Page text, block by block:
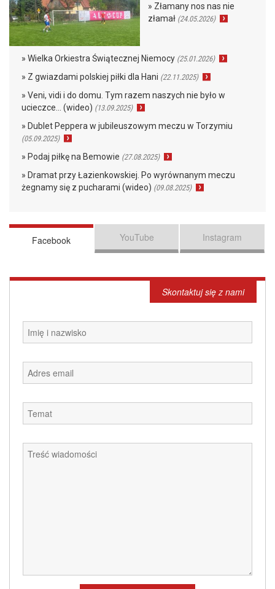
» Złamany nos nas nie
złamał (24.05.2026)
» Wielka Orkiestra Świątecznej Niemocy (25.01.2026)
» Z gwiazdami polskiej piłki dla Hani (22.11.2025)
» Veni, vidi i do domu. Tym razem naszych nie było w
ucieczce… (wideo) (13.09.2025)
» Dublet Peppera w jubileuszowym meczu w Torzymiu
(05.09.2025)
» Podaj piłkę na Bemowie (27.08.2025)
» Dramat przy Łazienkowskiej. Po wyrównanym meczu
żegnamy się z pucharami (wideo) (09.08.2025)
Facebook YouTube Instagram
Skontaktuj się z nami